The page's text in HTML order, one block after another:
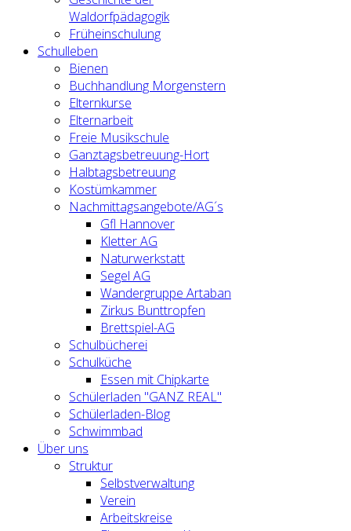
Waldorfpädagogik
Früheinschulung
Schulleben
Bienen
Buchhandlung Morgenstern
Elternkurse
Elternarbeit
Freie Musikschule
Ganztagsbetreuung-Hort
Halbtagsbetreuung
Kostümkammer
Nachmittagsangebote/AG´s
Gfl Hannover
Kletter AG
Naturwerkstatt
Segel AG
Wandergruppe Artaban
Zirkus Bunttropfen
Brettspiel-AG
Schulbücherei
Schulküche
Essen mit Chipkarte
Schülerladen "GANZ REAL"
Schülerladen-Blog
Schwimmbad
Über uns
Struktur
Selbstverwaltung
Verein
Arbeitskreise